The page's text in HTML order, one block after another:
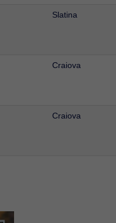
Slatina
Craiova
Craiova